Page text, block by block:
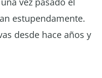
estupendamente.
desde hace años y